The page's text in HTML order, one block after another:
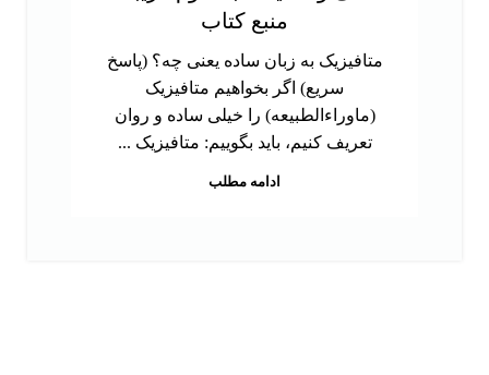
منبع کتاب
متافیزیک به زبان ساده یعنی چه؟ (پاسخ
سریع) اگر بخواهیم متافیزیک
(ماوراءالطبیعه) را خیلی ساده و روان
تعریف کنیم، باید بگوییم: متافیزیک ...
ادامه مطلب